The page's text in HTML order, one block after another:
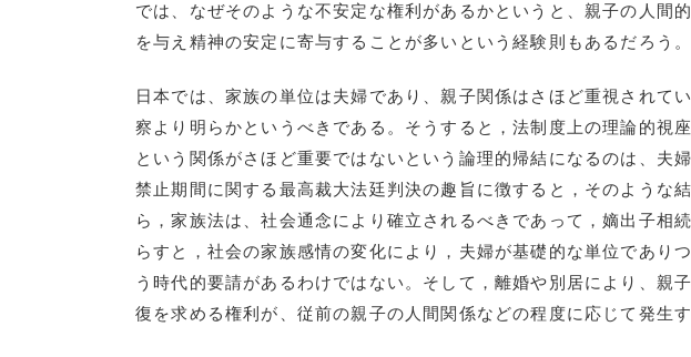
では、なぜそのような不安定な権利があるかというと、親子の人間
を与え精神の安定に寄与することが多いという経験則もあるだろう。
日本では、家族の単位は夫婦であり、親子関係はさほど重視されて
察より明らかというべきである。そうすると，法制度上の理論的視
という関係がさほど重要ではないという論理的帰結になるのは、夫
禁止期間に関する最高裁大法廷判決の趣旨に徴すると，そのような
ら，家族法は、社会通念により確立されるべきであって，嫡出子相
らすと，社会の家族感情の変化により，夫婦が基礎的な単位であり
う時代的要請があるわけではない。そして，離婚や別居により、親
復を求める権利が、従前の親子の人間関係などの程度に応じて発生す